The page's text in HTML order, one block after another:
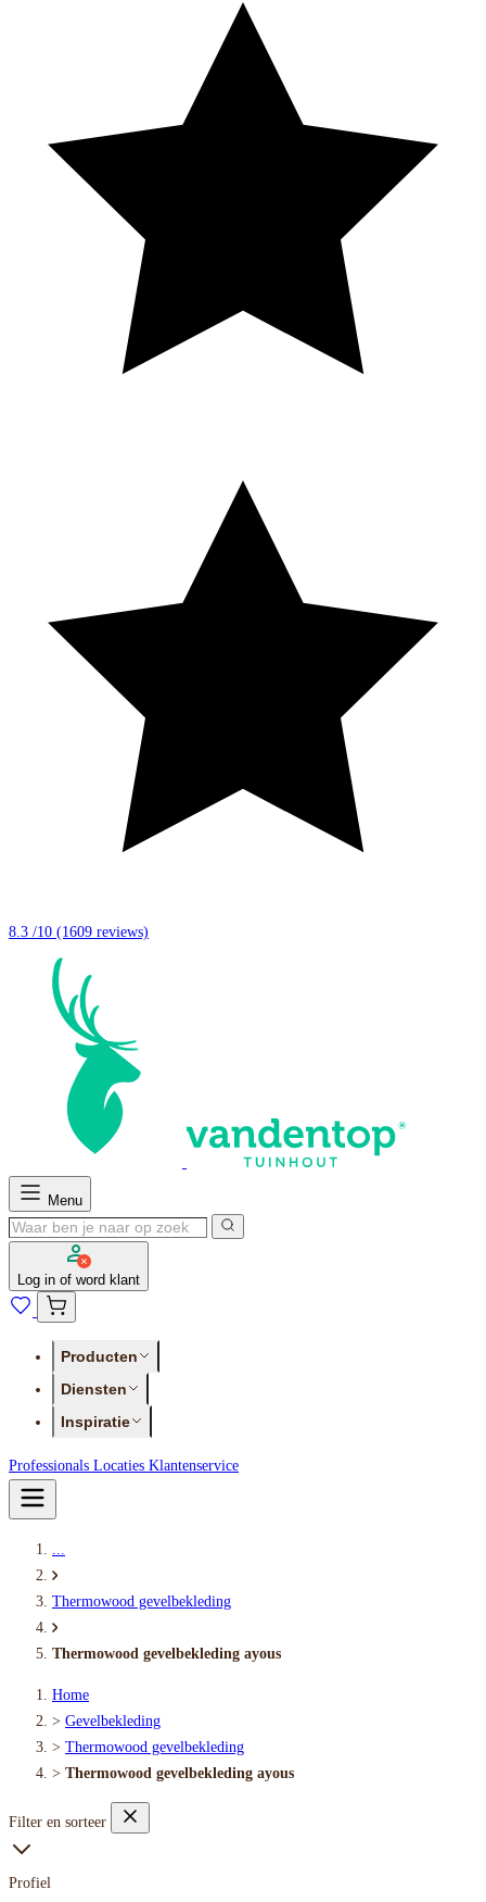
8.3 /10 (1609 reviews)
Menu
Log in of word klant
Producten
Diensten
Inspiratie
Professionals Locaties Klantenservice
...
Thermowood gevelbekleding
Thermowood gevelbekleding ayous
Home
> Gevelbekleding
> Thermowood gevelbekleding
> Thermowood gevelbekleding ayous
Filter en sorteer
Profiel